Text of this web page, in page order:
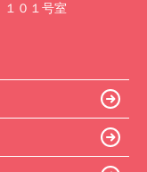
１０１号室